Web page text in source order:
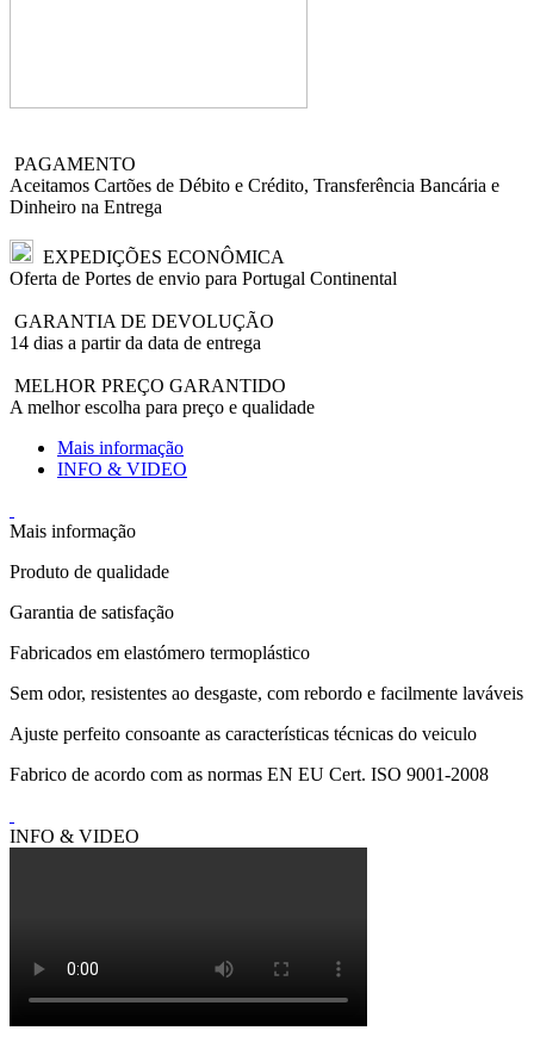
PAGAMENTO
Aceitamos Cartões de Débito e Crédito, Transferência Bancária e
Dinheiro na Entrega
EXPEDIÇÕES ECONÔMICA
Oferta de Portes de envio para Portugal Continental
GARANTIA DE DEVOLUÇÃO
14 dias a partir da data de entrega
MELHOR PREÇO GARANTIDO
A melhor escolha para preço e qualidade
Mais informação
INFO & VIDEO
Mais informação
Produto de qualidade
Garantia de satisfação
Fabricados em elastómero termoplástico
Sem odor, resistentes ao desgaste, com rebordo e facilmente laváveis
Ajuste perfeito consoante as características técnicas do veiculo
Fabrico de acordo com as normas EN EU Cert. ISO 9001-2008
INFO & VIDEO